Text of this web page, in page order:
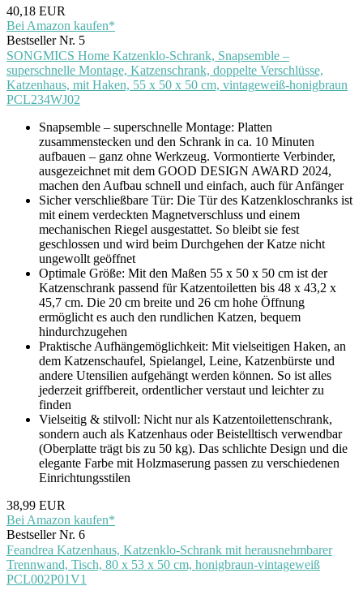
40,18 EUR
Bei Amazon kaufen*
Bestseller Nr. 5
SONGMICS Home Katzenklo-Schrank, Snapsemble –
superschnelle Montage, Katzenschrank, doppelte Verschlüsse,
Katzenhaus, mit Haken, 55 x 50 x 50 cm, vintageweiß-honigbraun
PCL234WJ02
Snapsemble – superschnelle Montage: Platten
zusammenstecken und den Schrank in ca. 10 Minuten
aufbauen – ganz ohne Werkzeug. Vormontierte Verbinder,
ausgezeichnet mit dem GOOD DESIGN AWARD 2024,
machen den Aufbau schnell und einfach, auch für Anfänger
Sicher verschließbare Tür: Die Tür des Katzenkloschranks ist
mit einem verdeckten Magnetverschluss und einem
mechanischen Riegel ausgestattet. So bleibt sie fest
geschlossen und wird beim Durchgehen der Katze nicht
ungewollt geöffnet
Optimale Größe: Mit den Maßen 55 x 50 x 50 cm ist der
Katzenschrank passend für Katzentoiletten bis 48 x 43,2 x
45,7 cm. Die 20 cm breite und 26 cm hohe Öffnung
ermöglicht es auch den rundlichen Katzen, bequem
hindurchzugehen
Praktische Aufhängemöglichkeit: Mit vielseitigen Haken, an
dem Katzenschaufel, Spielangel, Leine, Katzenbürste und
andere Utensilien aufgehängt werden können. So ist alles
jederzeit griffbereit, ordentlicher verstaut und leichter zu
finden
Vielseitig & stilvoll: Nicht nur als Katzentoilettenschrank,
sondern auch als Katzenhaus oder Beistelltisch verwendbar
(Oberplatte trägt bis zu 50 kg). Das schlichte Design und die
elegante Farbe mit Holzmaserung passen zu verschiedenen
Einrichtungsstilen
38,99 EUR
Bei Amazon kaufen*
Bestseller Nr. 6
Feandrea Katzenhaus, Katzenklo-Schrank mit herausnehmbarer
Trennwand, Tisch, 80 x 53 x 50 cm, honigbraun-vintageweiß
PCL002P01V1